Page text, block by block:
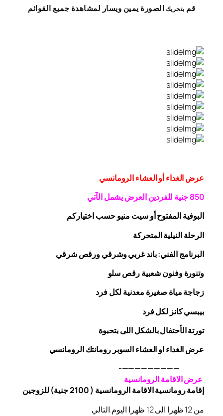
قم بتحريك الصورة يمين ويسار لمشاهدة جميع القوائم
عرض الغداء أو العشاء الرومانسي
850 جنية للفردينالعرض يشمل الآتي
البوفيةالمفتوحأو سيت منيو حسب اختياركم
الرحلةالنيلية المتحركة
البرنامج الفني: باند غربي وشرقيورقصشرقي
وتنورة وفنون شعبيةرقصسلو
زجاجةمياة صغيرة معدنية لكل فرد
بيبسي كانز لكل فرد
تورتة الأحتفال بالشكل اللى بتحبوة
عرض الغداء او العشاء السوبر رومانتك الرومانسي
—————————-
عرض الاقامة الرومانسية
إقامة رومانسية الاقامة الرومانسية ( 2100 جنية) للزوجين
من 12 ظهرا الى 12 ظهرا اليوم التالي